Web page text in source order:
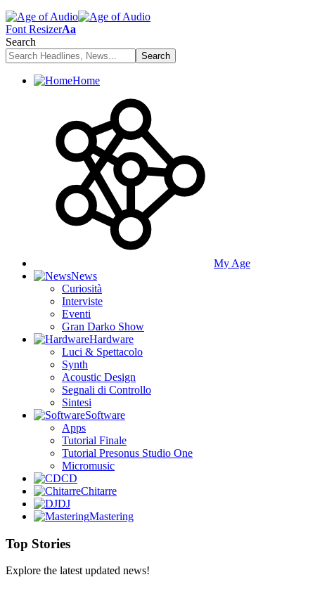
Font ResizerAa
Search
Home
My Age
News
Curiosità
Interviste
Eventi
Gran Darko Show
Hardware
Luci & Spettacolo
Synth
Acoustic Design
Segnali di Controllo
Sintesi
Software
Apps
Tutorial Finale
Tutorial Presonus Studio One
Micromusic
CD
Chitarre
DJ
Mastering
Top Stories
Explore the latest updated news!